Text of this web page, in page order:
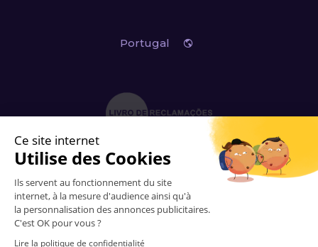
Portugal
Em caso de litígio o consumidor pode recorrer ao CIMAAL
Centro de Informação, Mediação e Arbitragem de Conflitos de Consumo do Algarve
+351 289 823 135 -info@consumoalgarve.pt